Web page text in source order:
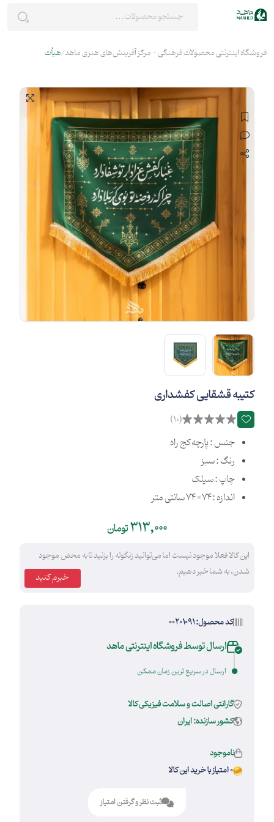
فروشگاه اینترنتی محصولات فرهنگی - مرکز آفرینش‌های هنری ماهد هیأت
کتیبه قشقایی کفشداری
(10)
جنس : پارچه کج راه
رنگ : سبز
چاپ : سیلک
اندازه :74×74 سانتی متر
313,000تومان
این کالا فعلا موجود نیست اما می‌توانید زنگوله را بزنید تا به محض موجود
شدن، به شما خبر دهیم.
کد محصول: 00201091
ارسال توسط فروشگاه اینترنتی ماهد
ارسال در سریع ترین زمان ممکن
گارانتی اصالت و سلامت فیزیکی کالا
کشور سازنده: ایران
ناموجود
0 امتیاز با خرید این کالا
ثبت نظر و گرفتن امتیاز